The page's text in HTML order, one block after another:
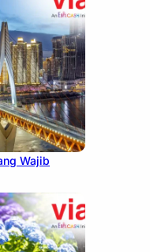
Wajib